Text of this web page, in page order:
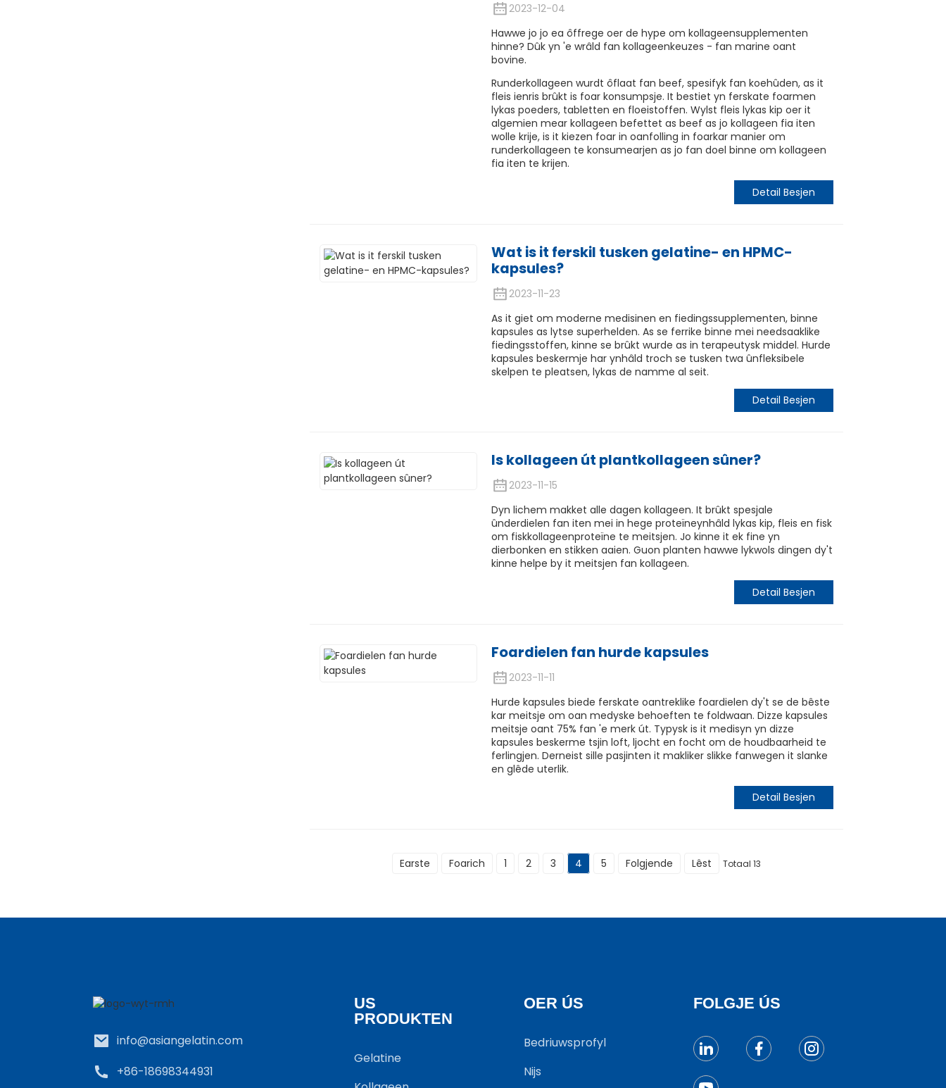
2023-12-04
Hawwe jo jo ea ôffrege oer de hype om kollageensupplementen
hinne? Dûk yn 'e wrâld fan kollageenkeuzes - fan marine oant
bovine.
Runderkollageen wurdt ôflaat fan beef, spesifyk fan koehûden, as it
fleis ienris brûkt is foar konsumpsje. It bestiet yn ferskate foarmen
lykas poeders, tabletten en floeistoffen. Wylst fleis lykas kip oer it
algemien mear kollageen befettet as beef as jo kollageen fia iten
wolle krije, is it kiezen foar in oanfolling in foarkar manier om
runderkollageen te konsumearjen as jo fan doel binne om kollageen
fia iten te krijen.
Detail Besjen
Wat is it ferskil tusken gelatine- en HPMC-
kapsules?
2023-11-23
As it giet om moderne medisinen en fiedingssupplementen, binne
kapsules as lytse superhelden. As se ferrike binne mei needsaaklike
fiedingsstoffen, kinne se brûkt wurde as in terapeutysk middel. Hurde
kapsules beskermje har ynhâld troch se tusken twa ûnfleksibele
skelpen te pleatsen, lykas de namme al seit.
Detail Besjen
Is kollageen út plantkollageen sûner?
2023-11-15
Dyn lichem makket alle dagen kollageen. It brûkt spesjale
ûnderdielen fan iten mei in hege proteïneynhâld lykas kip, fleis en fisk
om fiskkollageenproteïne te meitsjen. Jo kinne it ek fine yn
dierbonken en stikken aaien. Guon planten hawwe lykwols dingen dy't
kinne helpe by it meitsjen fan kollageen.
Detail Besjen
Foardielen fan hurde kapsules
2023-11-11
Hurde kapsules biede ferskate oantreklike foardielen dy't se de bêste
kar meitsje om oan medyske behoeften te foldwaan. Dizze kapsules
meitsje oant 75% fan 'e merk út. Typysk is it medisyn yn dizze
kapsules beskerme tsjin loft, ljocht en focht om de houdbaarheid te
ferlingjen. Derneist sille pasjinten it makliker slikke fanwegen it slanke
en glêde uterlik.
Detail Besjen
Earste Foarich 1 2 3 4 5 Folgjende Lêst Totaal 13
info@asiangelatin.com
+86-18698344931
US
PRODUKTEN
Gelatine
OER ÚS
Bedriuwsprofyl
Nijs
FOLGJE ÚS